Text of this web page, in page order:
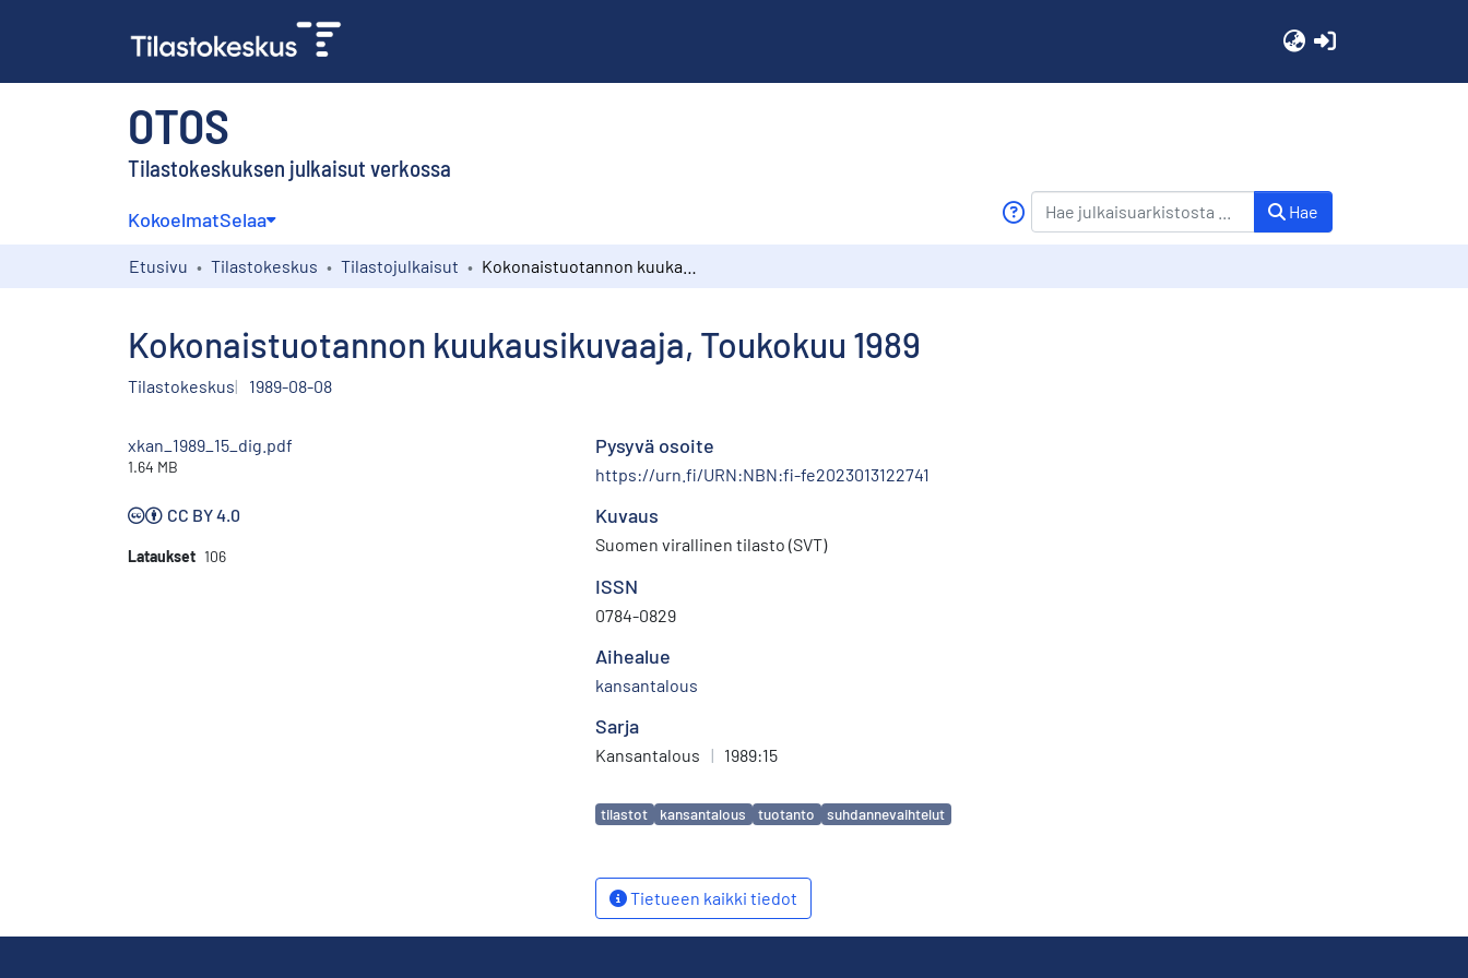
OTOS
Tilastokeskuksen julkaisut verkossa
KokoelmatSelaa Hae
Etusivu Tilastokeskus Tilastojulkaisut
Kokonaistuotannon kuukausikuvaaja, Toukokuu 1989
Tilastokeskus 1989-08-08
xkan_1989_15_dig.pdf
1.64 MB
CC BY 4.0
Lataukset 106
Pysyvä osoite
https://urn.fi/URN:NBN:fi-fe2023013122741
Kuvaus
Suomen virallinen tilasto (SVT)
ISSN
0784-0829
Aihealue
kansantalous
Sarja
Kansantalous | 1989:15
Avainsanat
tilastot kansantalous tuotanto suhdannevaihtelut
Tietueen kaikki tiedot